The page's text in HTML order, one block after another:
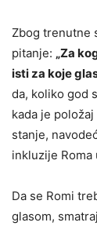
Zbog trenutne
pitanje: „Za
isti za koje
da, koliko god
kada je
stanje,
inkluzije
Da se Romi
glasom,